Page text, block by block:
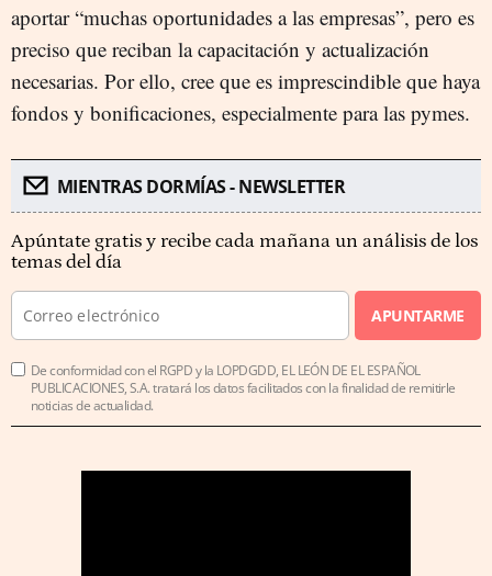
aportar “muchas oportunidades a las empresas”, pero es
preciso que reciban la capacitación y actualización
necesarias. Por ello, cree que es imprescindible que haya
fondos y bonificaciones, especialmente para las pymes.
MIENTRAS DORMÍAS - NEWSLETTER
Apúntate gratis y recibe cada mañana un análisis de los
temas del día
APUNTARME
De conformidad con el RGPD y la LOPDGDD, EL LEÓN DE EL ESPAÑOL
PUBLICACIONES, S.A. tratará los datos facilitados con la finalidad de remitirle
noticias de actualidad.